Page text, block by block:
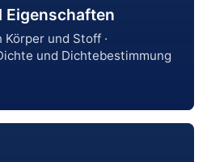
Eigenschaften
und Stoff ·
und Dichtebestimmung